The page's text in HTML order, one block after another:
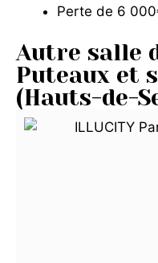
Perte de 6
Autre salle
Puteaux et
(Hauts-de-